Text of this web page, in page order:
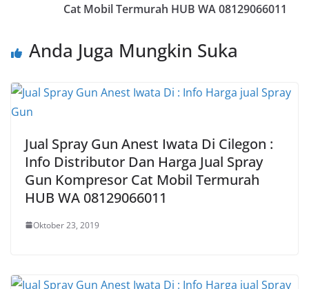
Cat Mobil Termurah HUB WA 08129066011
Anda Juga Mungkin Suka
Jual Spray Gun Anest Iwata Di Cilegon :
Info Distributor Dan Harga Jual Spray
Gun Kompresor Cat Mobil Termurah
HUB WA 08129066011
Oktober 23, 2019